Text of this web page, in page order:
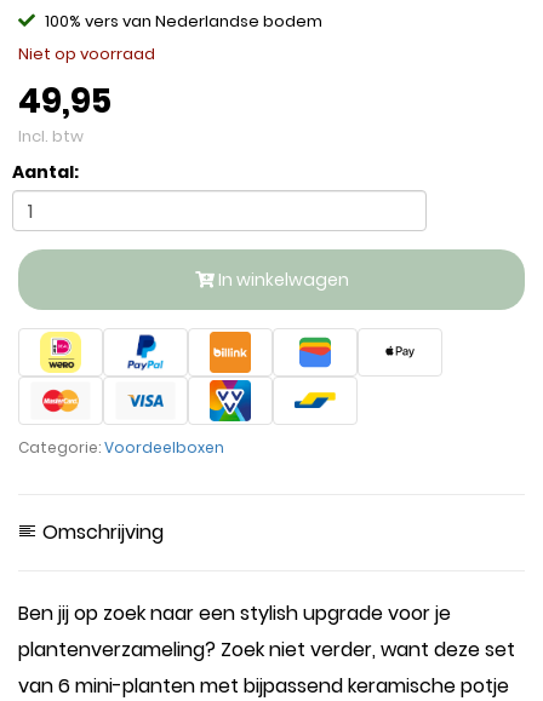
100% vers van Nederlandse bodem
Niet op voorraad
49,95
Incl. btw
Aantal:
In winkelwagen
Categorie:Voordeelboxen
Omschrijving
Ben jij op zoek naar een stylish upgrade voor je
plantenverzameling? Zoek niet verder, want deze set
van 6 mini-planten met bijpassend keramische potje